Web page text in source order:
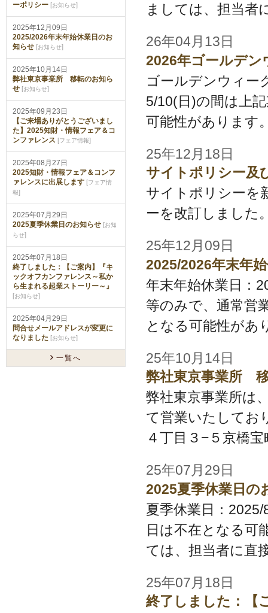
ましては、担当者
26年04月13日
2026年ゴールデン
ゴールデンウィー
5/10(日)の間は上
可能性があります
25年12月18日
サイトポリシー及
サイトポリシーを
ーを改訂しました
25年12月09日
2025/2026年末年
年末年始休業日：
等のみで、通常営
となる可能性があ
25年10月14日
弊社東京事業所
弊社東京事業所は
て営業いたしてお
４丁目３−５京橋
25年07月29日
2025夏季休業日の
夏季休業日：
日は不在となる可
ては、担当者に直
25年07月18日
終了しました：【
ーポリシー [お知らせ]
2025年12月09日
2025/2026年末年始休業日のお
知らせ [お知らせ]
2025年10月14日
弊社東京事業所 移転のお知ら
せ [お知らせ]
2025年09月23日
【ご来場ありがとうございまし
た】2025知財・情報フェア＆コ
ンファレンス [フェア情報]
2025年08月27日
2025知財・情報フェア＆コンフ
ァレンスに出展します [フェア情
報]
2025年07月29日
2025夏季休業日のお知らせ [お知
らせ]
2025年07月18日
終了しました：【ご案内】『キ
ックオフカンファレンス～私か
ら生まれる起業ストーリー～』
[お知らせ]
2025年04月29日
問合せメールアドレスが変更に
なりました [お知らせ]
一覧へ